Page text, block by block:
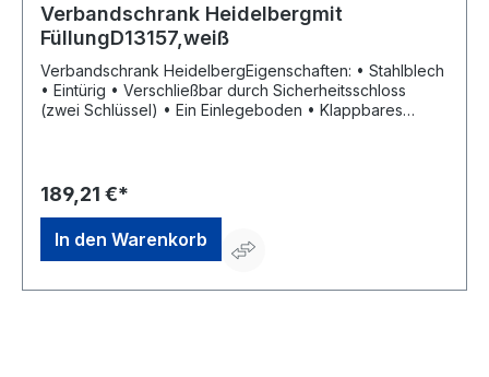
Verbandschrank Heidelbergmit
FüllungD13157,weiß
Verbandschrank HeidelbergEigenschaften: • Stahlblech
• Eintürig • Verschließbar durch Sicherheitsschloss
(zwei Schlüssel) • Ein Einlegeboden • Klappbares
Maße: B 302 x H 362 x T 140 mm Farbe: weißHersteller:
W. Söhngen GmbH, Platter Str. 84, 65232 Taunusstein,
DE, +4961288730, info@soehngen.com
189,21 €*
In den Warenkorb